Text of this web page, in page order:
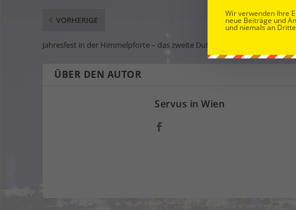
VORHERIGE
Jahresfest in der Himmelpforte – das zweite Dutzend ist voll!
ÜBER DEN AUTOR
Servus in Wien
Wir verwenden Ihre
neue Beiträge und
und niemals an